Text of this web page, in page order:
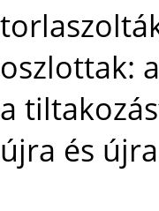
oszlottak:
a
újra és